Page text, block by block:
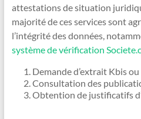
attestations de situation
majorité de ces services sont
l’intégrité des données,
système de vérification
Demande d’extrait Kbis ou
Consultation des
Obtention de justificatifs